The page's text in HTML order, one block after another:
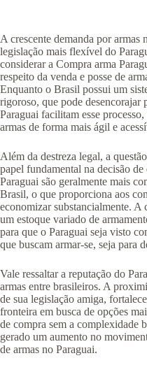
A crescente demanda por
legislação mais flexível do
considerar a Compra arma
respeito da venda e posse de
Enquanto o Brasil possui um
rigoroso, que pode desencorajar
Paraguai facilitam esse
armas de forma mais ágil e
Além da destreza legal, a
papel fundamental na decisão
Paraguai são geralmente mais
Brasil, o que proporciona aos
economizar substancialmente. A
um estoque variado de
para que o Paraguai seja visto
que buscam armar-se, seja para
Vale ressaltar a reputação do
armas entre brasileiros. A
de sua legislação amiga,
fronteira em busca de opções
de compra sem a complexidade
gerado um aumento no
de armas no Paraguai.